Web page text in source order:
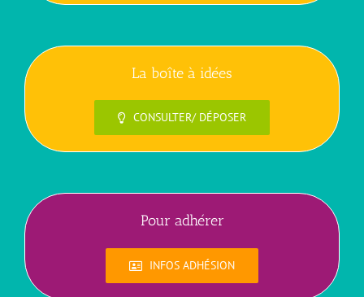
La boîte à idées
CONSULTER/ DÉPOSER
Pour adhérer
INFOS ADHÉSION